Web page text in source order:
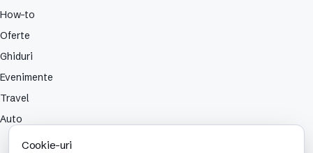
How-to
Oferte
Ghiduri
Evenimente
Travel
Auto
Cookie-uri